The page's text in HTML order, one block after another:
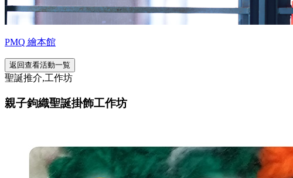
PMQ 繪本館
返回查看活動一覧
聖誕推介,工作坊
親子鉤織聖誕掛飾工作坊